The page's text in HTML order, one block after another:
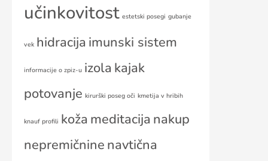
učinkovitost estetski posegi gubanje
vek hidracija imunski sistem
informacije o zpiz-u izola kajak
potovanje kirurški poseg oči kmetija v hribih
knauf profili koža meditacija nakup
nepremičnine navtična